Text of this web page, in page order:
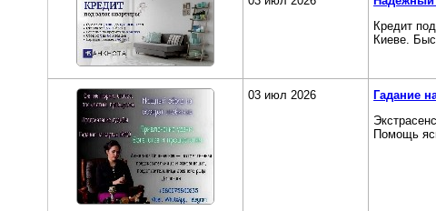
Кредит
Киеве.
03 июл 2026
Гадание
Помощь